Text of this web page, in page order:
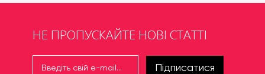
НЕ ПРОПУСКАЙТЕ НОВІ СТАТТІ
Підписатися